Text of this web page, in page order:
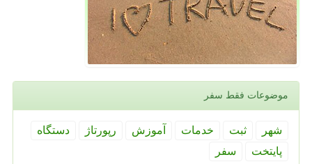
موضوعات فقط سفر
شهر ثبت خدمات آموزش رپورتاژ
دستگاه
پایتخت
سفر